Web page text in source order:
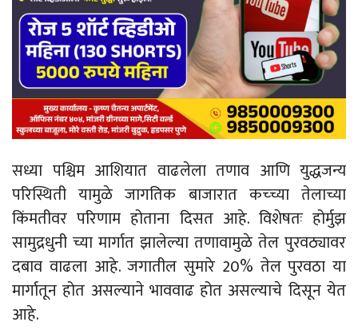
सध्या पश्चिम आशियात वाढलेला तणाव आणि युद्धजन्य
परिस्थिती यामुळे जागतिक बाजारात कच्च्या तेलाच्या
किंमतीवर परिणाम होताना दिसत आहे. विशेषतः होर्मुझ
सामुद्रधुनी च्या मार्गात झालेल्या तणावामुळे तेल पुरवठ्यावर
दबाव वाढला आहे. जगातील सुमारे 20% तेल पुरवठा या
मार्गातून होत असल्याने भाववाढ होत असल्याचे दिसून येत
आहे.